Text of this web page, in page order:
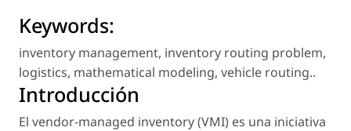
Keywords:
inventory management, inventory routing problem,
logistics, mathematical modeling, vehicle routing..
Introducción
El vendor-managed inventory (VMI) es una iniciativa